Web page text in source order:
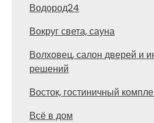
Водород24
Вокруг света, сауна
Волховец, салон дверей и
решений
Восток, гостиничный
Всё в дом